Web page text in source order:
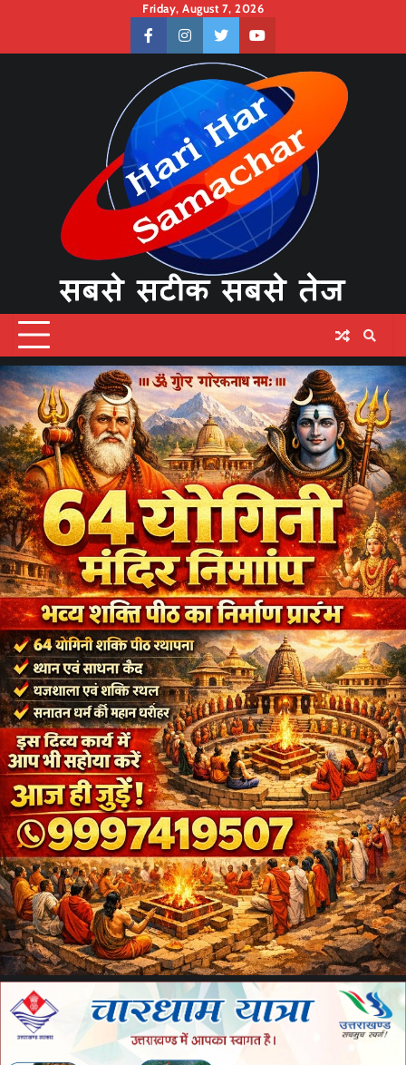
content
Friday, August 7, 2026
facebookinstagramtwitteryoutube